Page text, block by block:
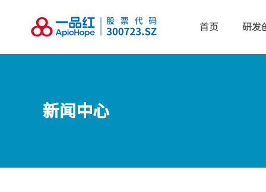
首页 研发
新闻中心